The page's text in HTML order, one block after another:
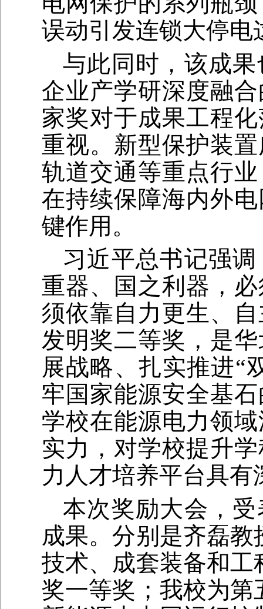
误动引发连锁大停电
与此同时，该成
企业产学研深度融
家奖对于成果工程
重视。新型保护装
轨道交通等重点行
在持续保障海内外
键作用。
习近平总书记强
重器、国之利器，
须依靠自力更生、
发明奖二等奖，是
展战略、扎实推进“
牢国家能源安全基
学校在能源电力领
实力，对学校提升
力人才培养平台具有
本次奖励大会，
成果。分别是齐磊
技术、成套装备和工
奖一等奖；我校为第